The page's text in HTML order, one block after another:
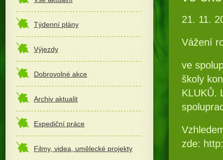
Týdenní plány
Výjezdy
Dobrovolné akce
Archiv aktualit
Expediční práce
Filmy, videa, umělecké projekty
21. 11.
Vážení
ve
školy
KLUKŮ.
zde: